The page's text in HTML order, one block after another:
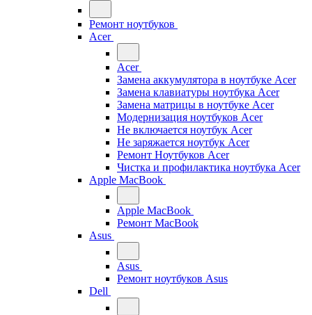
Ремонт ноутбуков
Acer
Acer
Замена аккумулятора в ноутбуке Acer
Замена клавиатуры ноутбука Acer
Замена матрицы в ноутбуке Acer
Модернизация ноутбуков Acer
Не включается ноутбук Acer
Не заряжается ноутбук Acer
Ремонт Ноутбуков Acer
Чистка и профилактика ноутбука Acer
Apple MacBook
Apple MacBook
Ремонт MacBook
Asus
Asus
Ремонт ноутбуков Asus
Dell